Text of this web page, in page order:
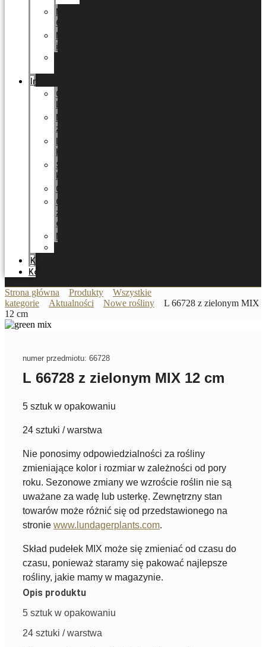
MIX
6cm
MIX
inne
Informacja
O
Nasz
zespół
HOME
Ścieżka
kariery
Certyfikaty
Optymalizacja
zużycia
energii
Nowości
Katalog
Kontakt
Strona główna Produkty
Wszystkie
kategorie
Aktualności Nowe rośliny
L 66728 z zielonym MIX
12 cm
numer przedmiotu: 66728
L 66728 z zielonym MIX 12 cm
5 sztuk w opakowaniu
24 sztuki / warstwa
Nie ponosimy odpowiedzialności za rośliny
zmieniające kolor i rozmiar w zależności od pory
roku. Sezonowe zmiany we wzroście roślin nie są
uważane za wadę lub usterkę. Zewnętrzny stan
towarów może różnić się od przedstawionego na
stronie www.lundagerplants.com.
Skład pudełek MIX może się zmieniać od czasu do
czasu, ponieważ staramy się pakować najlepsze
rośliny, jakie mamy w magazynie.
Opis produktu
5 sztuk w opakowaniu
24 sztuki / warstwa